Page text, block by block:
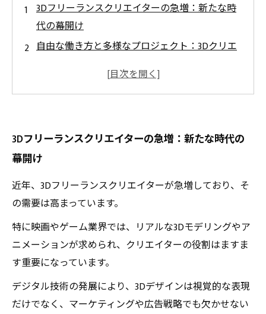
3Dフリーランスクリエイターの急増：新たな時
代の幕開け
自由な働き方と多様なプロジェクト：3Dクリエ
クライアントとのコラボレーション：成功のカ
来
インスピレーションと創造性：3Dクリエイター
の成長物語
3Dフリーランスクリエイターの急増：新たな時代の
幕開け
近年、3Dフリーランスクリエイターが急増しており、そ
の需要は高まっています。
特に映画やゲーム業界では、リアルな3Dモデリングやア
ニメーションが求められ、クリエイターの役割はますま
す重要になっています。
デジタル技術の発展により、3Dデザインは視覚的な表現
だけでなく、マーケティングや広告戦略でも欠かせない